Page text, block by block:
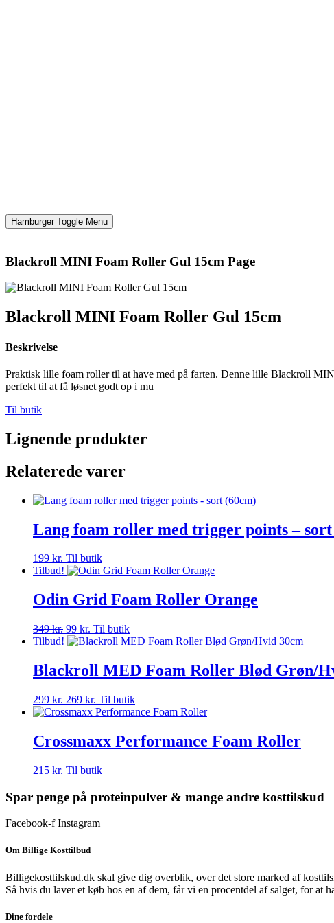
Hamburger Toggle Menu
Blackroll MINI Foam Roller Gul 15cm Page
Blackroll MINI Foam Roller Gul 15cm
Beskrivelse
Praktisk lille foam roller til at have med på farten. Denne lille Blackroll
perfekt til at få løsnet godt op i mu
Til butik
Lignende produkter
Relaterede varer
Lang foam roller med trigger points – sort
199 kr. Til butik
Tilbud!
Odin Grid Foam Roller Orange
349kr. Den
oprindelige
var:
349 kr..
99 kr. Den
aktuelle
er:
99 kr..
Til butik
Tilbud!
Blackroll MED Foam Roller Blød Grøn/
299kr. Den
oprindelige
299 kr..
269 kr. Den
aktuelle
269 kr..
Til butik
Crossmaxx Performance Foam Roller
215 kr. Til butik
Spar penge på proteinpulver & mange andre kosttilskud
Facebook-f Instagram
Om Billige Kosttilbud
Billigekosttilskud.dk skal give dig overblik, over det store marked af
Så hvis du laver et køb hos en af dem, får vi en procentdel af salget, for at
Dine fordele